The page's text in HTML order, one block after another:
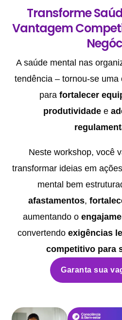
Transforme
Vantagem
A saúde mental nas
tendência – tornou-se
para fortalecer
produtividadee
Neste workshop, você
transformar ideias em
mental bem
afastamentos,
aumentando o
convertendo exigências
competitivo para
Garanta sua